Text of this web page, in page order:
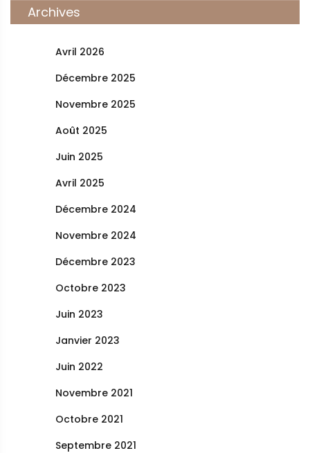
Archives
Avril 2026
Décembre 2025
Novembre 2025
Août 2025
Juin 2025
Avril 2025
Décembre 2024
Novembre 2024
Décembre 2023
Octobre 2023
Juin 2023
Janvier 2023
Juin 2022
Novembre 2021
Octobre 2021
Septembre 2021